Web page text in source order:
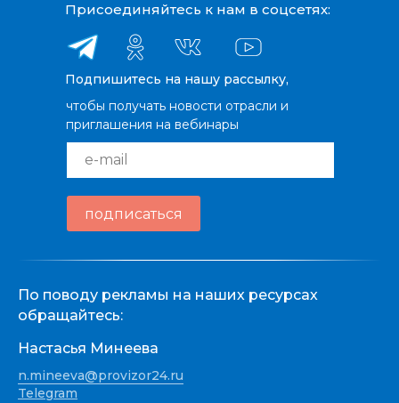
e-mail
подписаться
Подпишитесь на нашу рассылку,
чтобы получать новости отрасли и
приглашения на вебинары
Присоединяйтесь к нам в соцсетях:
По поводу рекламы на наших ресурсах
обращайтесь:
Настасья Минеева
n.mineeva@provizor24.ru
Telegram